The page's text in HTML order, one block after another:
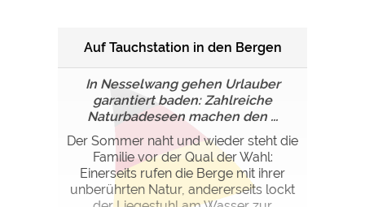
Auf Tauchstation in den Bergen
In Nesselwang gehen Urlauber
garantiert baden: Zahlreiche
Naturbadeseen machen den ...
Der Sommer naht und wieder steht die
Familie vor der Qual der Wahl:
Einerseits rufen die Berge mit ihrer
unberührten Natur, andererseits lockt